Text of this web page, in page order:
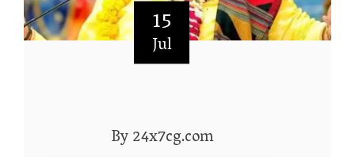
15
Jul
By 24x7cg.com